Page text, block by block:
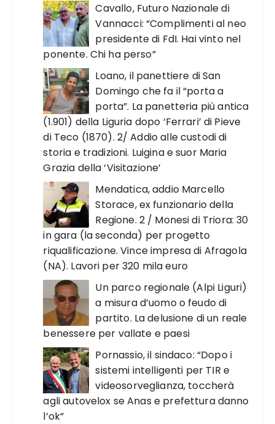
Cavallo, Futuro Nazionale di
Vannacci: “Complimenti al neo
presidente di FdI. Hai vinto nel
ponente. Chi ha perso”
Loano, il panettiere di San
Domingo che fa il “porta a
porta”. La panetteria più antica
(1.901) della Liguria dopo ‘Ferrari’ di Pieve
di Teco (1870). 2/ Addio alle custodi di
storia e tradizioni. Luigina e suor Maria
Grazia della ‘Visitazione’
Mendatica, addio Marcello
Storace, ex funzionario della
Regione. 2 / Monesi di Triora: 30
in gara (la seconda) per progetto
riqualificazione. Vince impresa di Afragola
(NA). Lavori per 320 mila euro
Un parco regionale (Alpi Liguri)
a misura d’uomo o feudo di
partito. La delusione di un reale
benessere per vallate e paesi
Pornassio, il sindaco: “Dopo i
sistemi intelligenti per TIR e
videosorveglianza, toccherà
agli autovelox se Anas e prefettura danno
l’ok”